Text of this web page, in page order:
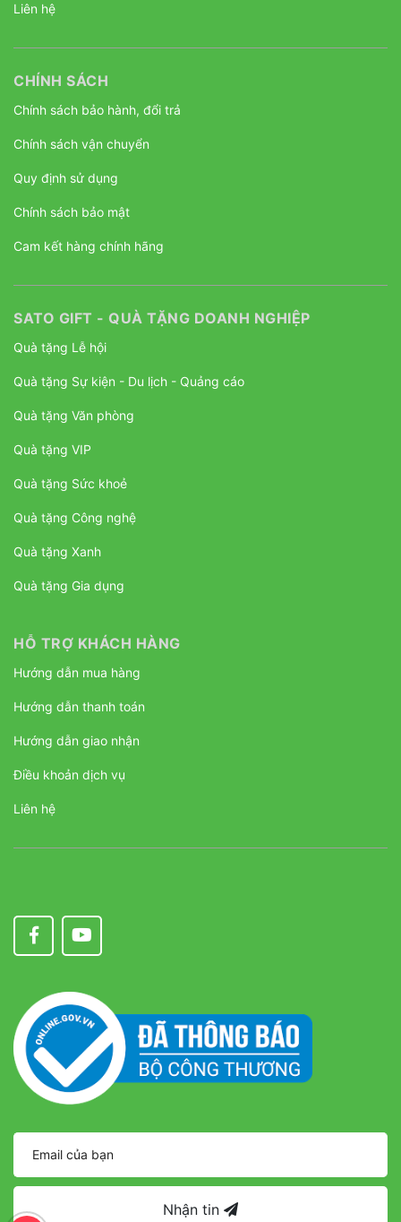
Liên hệ
CHÍNH SÁCH
Chính sách bảo hành, đổi trả
Chính sách vận chuyển
Quy định sử dụng
Chính sách bảo mật
Cam kết hàng chính hãng
SATO GIFT - QUÀ TẶNG DOANH NGHIỆP
Quà tặng Lễ hội
Quà tặng Sự kiện - Du lịch - Quảng cáo
Quà tặng Văn phòng
Quà tặng VIP
Quà tặng Sức khoẻ
Quà tặng Công nghệ
Quà tặng Xanh
Quà tặng Gia dụng
HỖ TRỢ KHÁCH HÀNG
Hướng dẫn mua hàng
Hướng dẫn thanh toán
Hướng dẫn giao nhận
Điều khoản dịch vụ
Liên hệ
Nhận tin